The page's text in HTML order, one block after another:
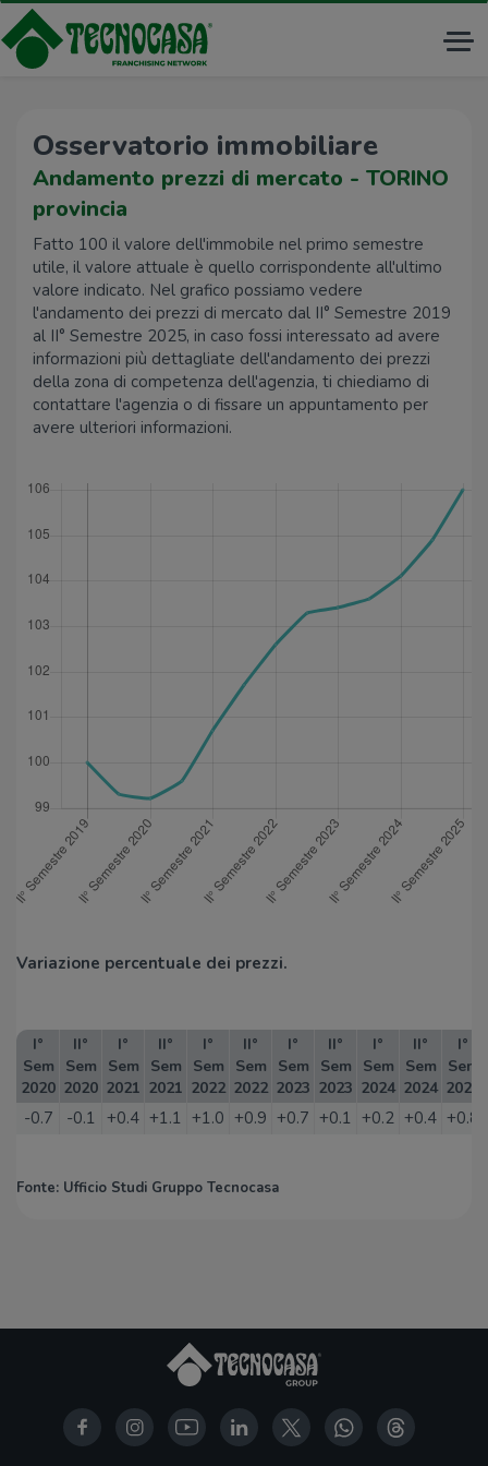
Osservatorio immobiliare
Andamento prezzi di mercato - TORINO
provincia
Fatto 100 il valore dell'immobile nel primo semestre
utile, il valore attuale è quello corrispondente all'ultimo
valore indicato. Nel grafico possiamo vedere
l'andamento dei prezzi di mercato dal II° Semestre 2019
al II° Semestre 2025, in caso fossi interessato ad avere
informazioni più dettagliate dell'andamento dei prezzi
della zona di competenza dell'agenzia, ti chiediamo di
contattare l'agenzia o di fissare un appuntamento per
avere ulteriori informazioni.
Variazione percentuale dei prezzi.
I°
Sem
2020
II°
Sem
2020
I°
Sem
2021
II°
Sem
2021
I°
Sem
2022
II°
Sem
2022
I°
Sem
2023
II°
Sem
2023
I°
Sem
2024
II°
Sem
2024
I°
Sem
2025
-0.7 -0.1 +0.4 +1.1 +1.0 +0.9 +0.7 +0.1 +0.2 +0.4 +0.8
Fonte: Ufficio Studi Gruppo Tecnocasa